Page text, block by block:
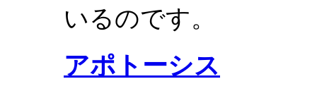
いるのです。
アポトーシス